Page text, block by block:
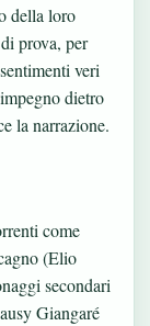
della loro
prova, per
veri
dietro
la narrazione.
come
(Elio
secondari
Giangaré